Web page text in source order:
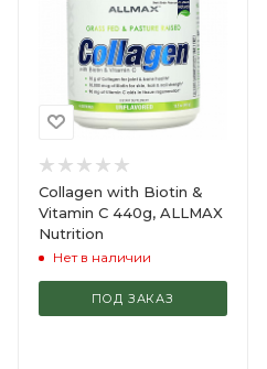
Collagen with Biotin &
Vitamin C 440g, ALLMAX
Nutrition
Нет в наличии
ПОД ЗАКАЗ